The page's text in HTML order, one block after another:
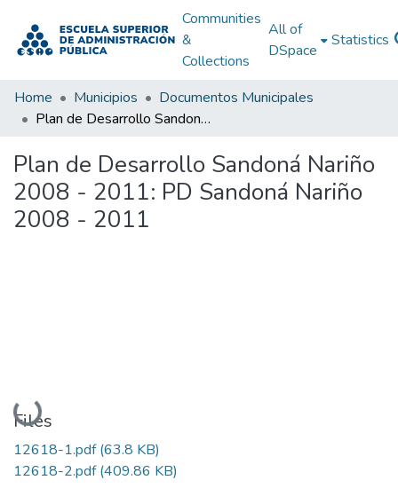
Communities
&
Collections
All of
DSpace
Statistics
Home Municipios
Documentos Municipales
Plan de Desarrollo Sandoná Nariño 2008 - 2011: PD Sandoná Nariño 2008 - 2011
Plan de Desarrollo Sandoná Nariño
2008 - 2011: PD Sandoná Nariño
2008 - 2011
Loading...
Files
12618-1.pdf(63.8 KB)
12618-2.pdf(409.86 KB)